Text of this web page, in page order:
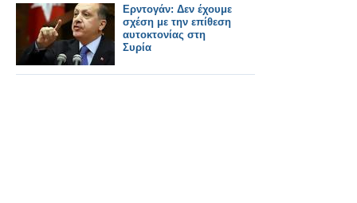
Ερντογάν: Δεν έχουμε
σχέση με την επίθεση
αυτοκτονίας στη
Συρία